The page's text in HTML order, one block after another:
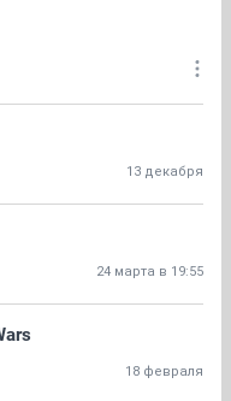
13 декабря
24 марта в 19:55
18 февраля